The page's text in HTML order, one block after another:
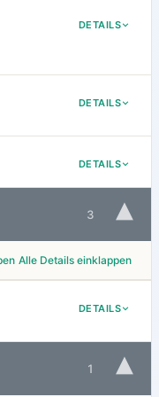
DETAILS
DETAILS
DETAILS
3 ▾
Alle Details einklappen
DETAILS
1 ▾